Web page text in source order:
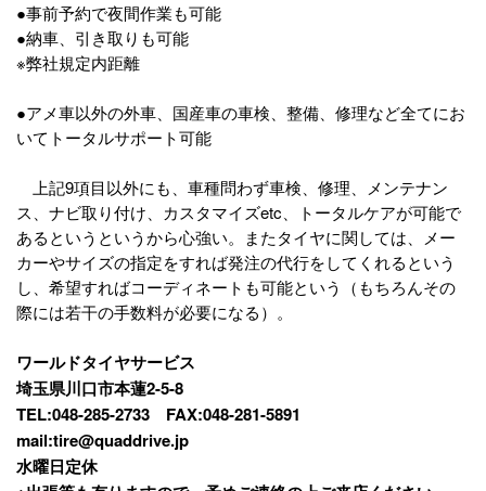
●事前予約で夜間作業も可能
●納車、引き取りも可能
※弊社規定内距離
●アメ車以外の外車、国産車の車検、整備、修理など全てにお
いてトータルサポート可能
上記9項目以外にも、車種問わず車検、修理、メンテナン
ス、ナビ取り付け、カスタマイズetc、トータルケアが可能で
あるというというから心強い。またタイヤに関しては、メー
カーやサイズの指定をすれば発注の代行をしてくれるという
し、希望すればコーディネートも可能という（もちろんその
際には若干の手数料が必要になる）。
ワールドタイヤサービス
埼玉県川口市本蓮2-5-8
TEL:048-285-2733 FAX:048-281-5891
mail:tire@quaddrive.jp
水曜日定休